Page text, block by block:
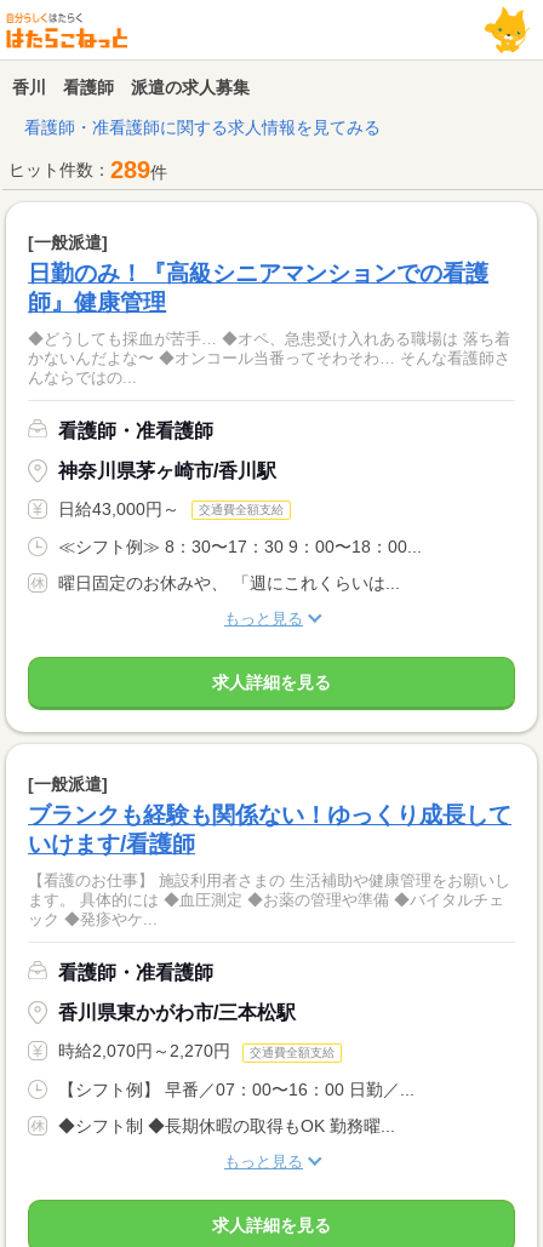
香川 看護師 派遣の求人募集
看護師・准看護師に関する求人情報を見てみる
ヒット件数： 289件
[一般派遣]
日勤のみ！『高級シニアマンションでの看護
師』健康管理
◆どうしても採血が苦手… ◆オペ、急患受け入れある職場は 落ち着
かないんだよな〜 ◆オンコール当番ってそわそわ… そんな看護師さ
んならではの...
看護師・准看護師
神奈川県茅ヶ崎市/香川駅
日給43,000円～ 交通費全額支給
≪シフト例≫ 8：30〜17：30 9：00〜18：00...
曜日固定のお休みや、 「週にこれくらいは...
もっと見る
求人詳細を見る
[一般派遣]
ブランクも経験も関係ない！ゆっくり成長して
いけます/看護師
【看護のお仕事】 施設利用者さまの 生活補助や健康管理をお願いし
ます。 具体的には ◆血圧測定 ◆お薬の管理や準備 ◆バイタルチェ
ック ◆発疹やケ...
看護師・准看護師
香川県東かがわ市/三本松駅
時給2,070円～2,270円 交通費全額支給
【シフト例】 早番／07：00〜16：00 日勤／...
◆シフト制 ◆長期休暇の取得もOK 勤務曜...
もっと見る
求人詳細を見る